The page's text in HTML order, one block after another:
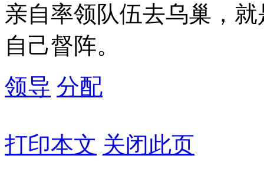
亲自率领队伍去乌巢，
自己督阵。
领导 分配
打印本文 关闭此页